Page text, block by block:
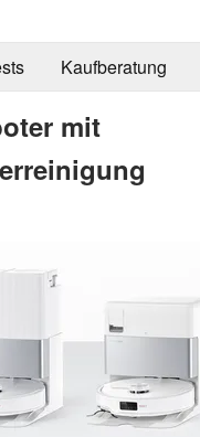
Kaufberatung
mit